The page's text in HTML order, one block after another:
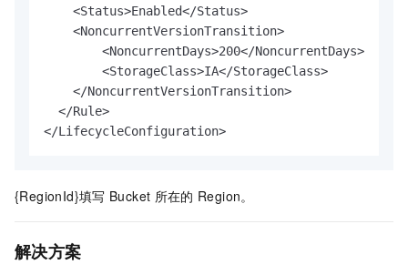
    <Status>Enabled</Status>
    <NoncurrentVersionTransition>
    </NoncurrentVersionTransition>
  </Rule>
</LifecycleConfiguration>
{RegionId}填写 Bucket 所在的 Region。
解决方案